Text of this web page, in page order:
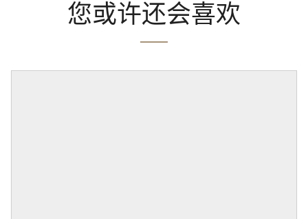
您或许还会喜欢